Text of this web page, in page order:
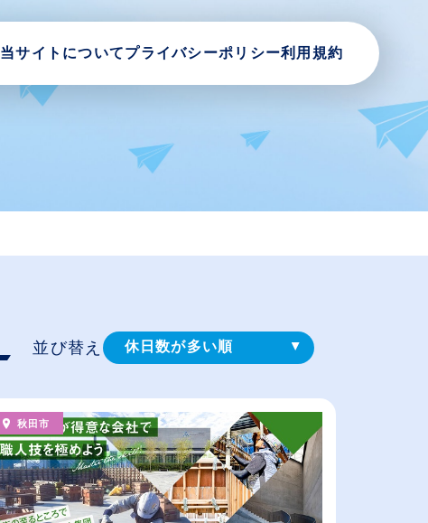
当サイトについてプライバシーポリシー利用規約
並び替え 休日数が多い順
給与が高い順
（⾼卒の給与を基準）
従業員が多い順
秋田市